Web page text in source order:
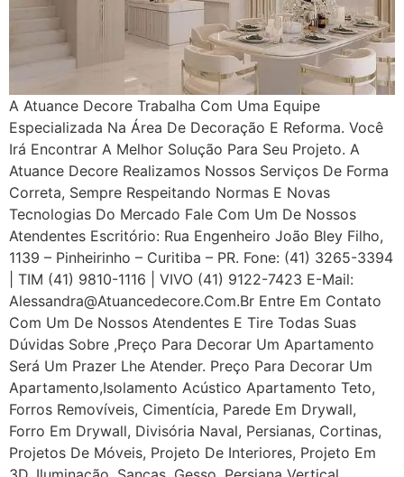
A Atuance Decore Trabalha Com Uma Equipe
Especializada Na Área De Decoração E Reforma. Você
Irá Encontrar A Melhor Solução Para Seu Projeto. A
Atuance Decore Realizamos Nossos Serviços De Forma
Correta, Sempre Respeitando Normas E Novas
Tecnologias Do Mercado Fale Com Um De Nossos
Atendentes Escritório: Rua Engenheiro João Bley Filho,
1139 – Pinheirinho – Curitiba – PR. Fone: (41) 3265-3394
| TIM (41) 9810-1116 | VIVO (41) 9122-7423 E-Mail:
Alessandra@atuancedecore.com.br Entre Em Contato
Com Um De Nossos Atendentes E Tire Todas Suas
Dúvidas Sobre ,Preço Para Decorar Um Apartamento
Será Um Prazer Lhe Atender. Preço Para Decorar Um
Apartamento,Isolamento Acústico Apartamento Teto,
Forros Removíveis, Cimentícia, Parede Em Drywall,
Forro Em Drywall, Divisória Naval, Persianas, Cortinas,
Projetos De Móveis, Projeto De Interiores, Projeto Em